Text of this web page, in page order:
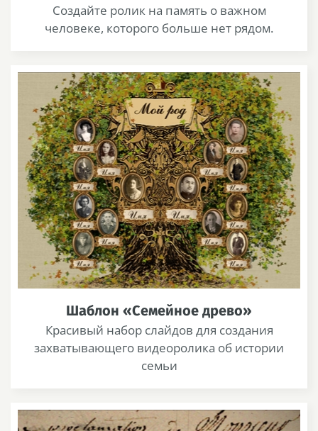
Создайте ролик на память о важном
человеке, которого больше нет рядом.
Шаблон «Семейное древо»
Красивый набор слайдов для создания
захватывающего видеоролика об истории
семьи